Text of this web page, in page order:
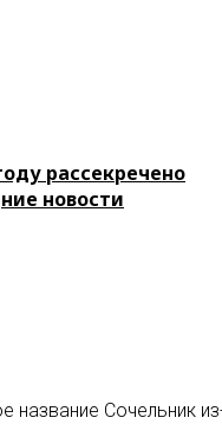
рассекречено
новости
Сочельник